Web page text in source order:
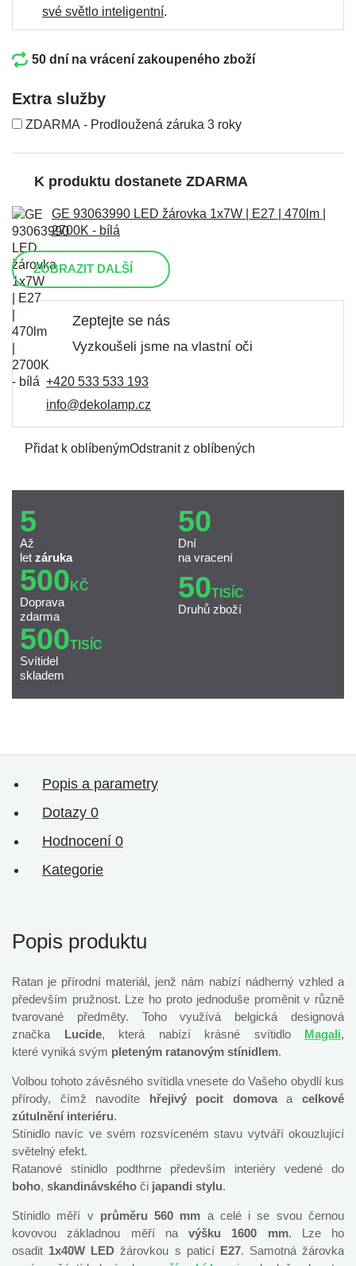
své světlo inteligentní.
50 dní na vrácení zakoupeného zboží
Extra služby
ZDARMA - Prodloužená záruka 3 roky
K produktu dostanete ZDARMA
GE 93063990 LED žárovka 1x7W | E27 | 470lm |
2700K - bílá
ZOBRAZIT DALŠÍ
Zeptejte se nás
Vyzkoušeli jsme na vlastní oči
+420 533 533 193
info@dekolamp.cz
Přidat k oblíbenýmOdstranit z oblíbených
5
Až
let záruka
50
Dní
na vracení
500 KČ
Doprava
zdarma
50TISÍC
Druhů zboží
500TISÍC
Svítidel
skladem
Popis a parametry
Dotazy 0
Hodnocení 0
Kategorie
Popis produktu
Ratan je přírodní materiál, jenž nám nabízí nádherný vzhled a
především pružnost. Lze ho proto jednoduše proměnit v různě
tvarované předměty. Toho využívá belgická designová
značka Lucide, která nabízí krásné svítidlo Magali,
které vyniká svým pleteným ratanovým stínidlem.
Volbou tohoto závěsného svítidla vnesete do Vašeho obydlí kus
přírody, čímž navodíte hřejivý pocit domovaacelkové
zútulnění interiéru.
Stínidlo navíc ve svém rozsvíceném stavu vytváří okouzlující
světelný efekt.
Ratanové stínidlo podthrne především interiéry vedené do
boho, skandinávského či japandi stylu.
Stínidlo měří vprůměru 560 mm a celé i se svou černou
kovovou základnou měří na výšku 1600 mm. Lze ho
osadit 1x40W LED žárovkou s paticí E27. Samotná žárovka